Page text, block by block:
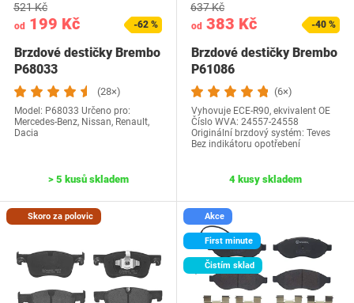
od 199 Kč
521 Kč
-62 %
Brzdové destičky Brembo
P68033
(28×)
Model: P68033 Určeno pro:
Mercedes-Benz, Nissan, Renault,
Dacia
> 5 kusů skladem
od 383 Kč
637 Kč
-40 %
Brzdové destičky Brembo
P61086
(6×)
Vyhovuje ECE-R90, ekvivalent OE
Číslo WVA: 24557-24558
Originální brzdový systém: Teves
Bez indikátoru opotřebení
4 kusy skladem
Skoro za polovic Akce
First minute
Čistím sklad